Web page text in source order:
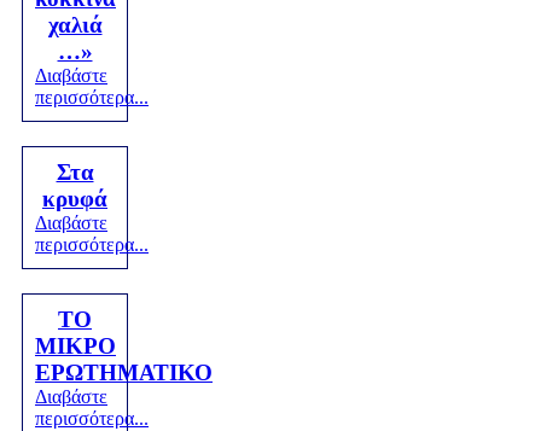
χαλιά
…»
Διαβάστε
περισσότερα...
Στα
κρυφά
Διαβάστε
περισσότερα...
ΤΟ
ΜΙΚΡΟ
ΕΡΩΤΗΜΑΤΙΚΟ
Διαβάστε
περισσότερα...